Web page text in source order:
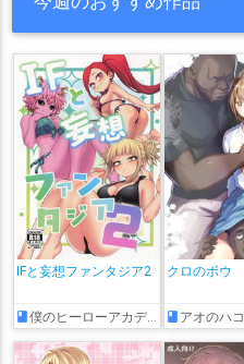
IFと妄想ファンタジア2
僕のヒーローアカデミア
クロのボウ
アオのハコ